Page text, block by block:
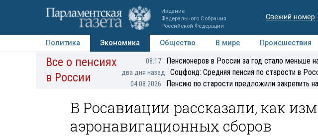
Издание
Федерального Собрания
Российской Федерации
Свежий номер
Политика Экономика Общество В мире Происшествия
Авторы Персоны Мнения Регионы Медиацентр
Все о пенсиях
в России
08:17 Пенсионеров в России за год стало меньше
два дня назад Соцфонд: Средняя пенсия по старости в
04.08.2026 Пенсию по старости предложили закрепить
В Росавиации рассказали, как
аэронавигационных сборов